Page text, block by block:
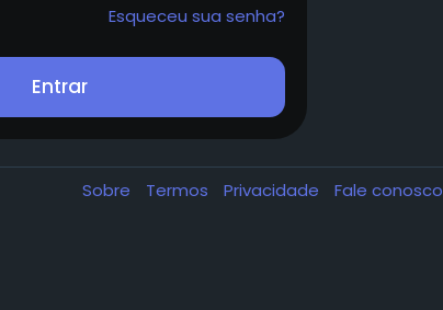
Esqueceu sua senha?
Entrar
Sobre Termos Privacidade Fale conosco